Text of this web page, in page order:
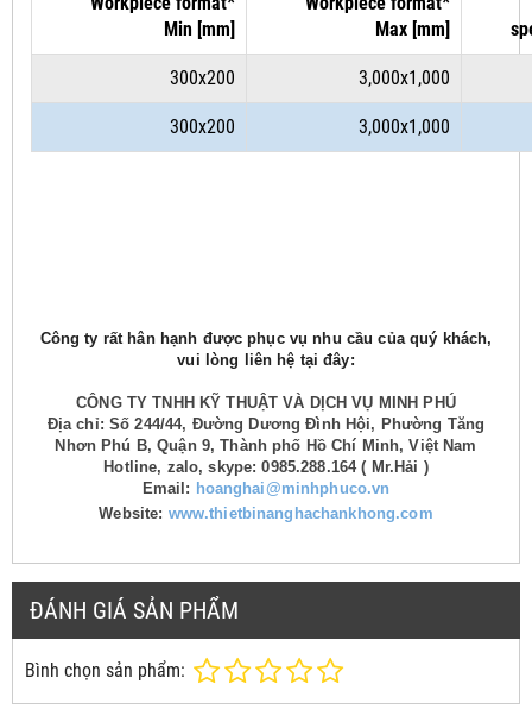
Min [mm]
Max [mm]
300x200 3,000x1,000
300x200 3,000x1,000
Công ty rất hân hạnh được phục vụ nhu cầu của quý khách,
vui lòng liên hệ tại đây:
CÔNG TY TNHH KỸ THUẬT VÀ DỊCH VỤ MINH PHÚ
Địa chỉ: Số 244/44, Đường Dương Đình Hội, Phường Tăng
Nhơn Phú B, Quận 9, Thành phố Hồ Chí Minh, Việt Nam
Hotline, zalo, skype: 0985.288.164 ( Mr.Hải )
Email: hoanghai@minhphuco.vn
Website: www.thietbinanghachankhong.com
ĐÁNH GIÁ SẢN PHẨM
Bình chọn sản phẩm: